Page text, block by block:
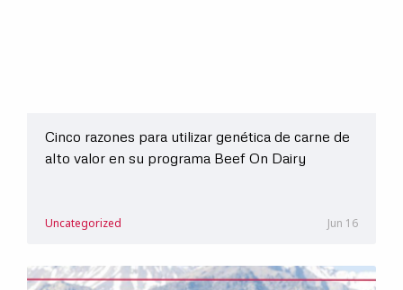
Cinco razones para utilizar genética de carne de
alto valor en su programa Beef On Dairy
Uncategorized Jun 16